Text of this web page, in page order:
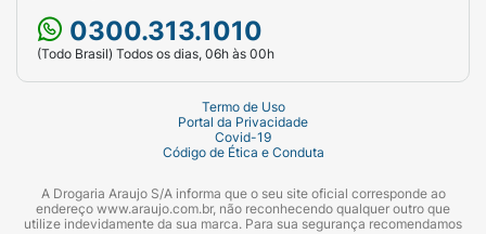
0300.313.1010
(Todo Brasil) Todos os dias, 06h às 00h
Termo de Uso
Portal da Privacidade
Covid-19
Código de Ética e Conduta
A Drogaria Araujo S/A informa que o seu site oficial corresponde ao
endereço www.araujo.com.br, não reconhecendo qualquer outro que
utilize indevidamente da sua marca. Para sua segurança recomendamos